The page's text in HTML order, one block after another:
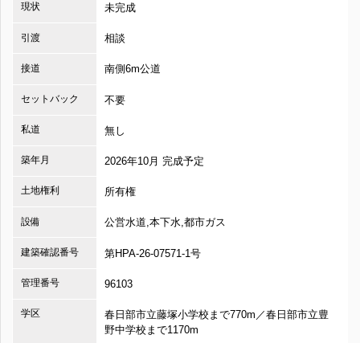
現状 未完成
引渡 相談
接道 南側6m公道
セットバック 不要
私道 無し
築年月 2026年10月 完成予定
土地権利 所有権
設備 公営水道,本下水,都市ガス
建築確認番号 第HPA-26-07571-1号
管理番号 96103
学区
春日部市立藤塚小学校まで770m／春日部市立豊
野中学校まで1170m